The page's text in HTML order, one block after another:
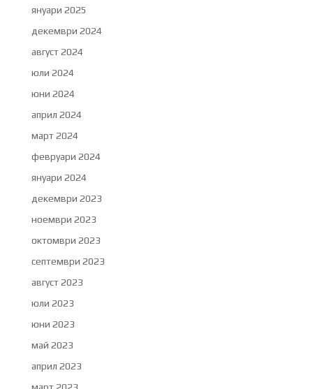
януари 2025
декември 2024
август 2024
юли 2024
юни 2024
април 2024
март 2024
февруари 2024
януари 2024
декември 2023
ноември 2023
октомври 2023
септември 2023
август 2023
юли 2023
юни 2023
май 2023
април 2023